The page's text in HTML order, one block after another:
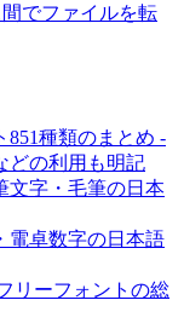
でファイルを転
851種類のまとめ -
どの利用も明記
文字・毛筆の日本
電卓数字の日本語
リーフォントの総